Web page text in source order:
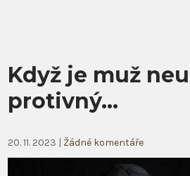
Když je muž
protivný…
20. 11. 2023 | Žádné komentáře